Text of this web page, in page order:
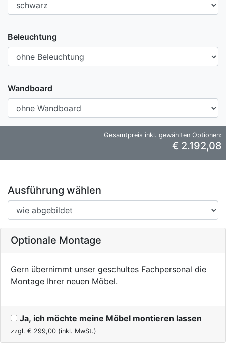
Beleuchtung
Wandboard
Gesamtpreis inkl. gewählten Optionen:
€ 2.192,08
Ausführung wählen
Optionale Montage
Gern übernimmt unser geschultes Fachpersonal die
Montage Ihrer neuen Möbel.
Ja, ich möchte meine Möbel montieren lassen
zzgl. € 299,00 (inkl. MwSt.)